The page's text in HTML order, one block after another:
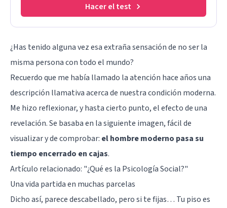
Hacer el test
¿Has tenido alguna vez esa extraña sensación de no ser la
misma persona con todo el mundo?
Recuerdo que me había llamado la atención hace años una
descripción llamativa acerca de nuestra condición moderna.
Me hizo reflexionar, y hasta cierto punto, el efecto de una
revelación. Se basaba en la siguiente imagen, fácil de
visualizar y de comprobar: el hombre moderno pasa su
tiempo encerrado en cajas.
Artículo relacionado: "¿Qué es la Psicología Social?"
Una vida partida en muchas parcelas
Dicho así, parece descabellado, pero si te fijas… Tu piso es